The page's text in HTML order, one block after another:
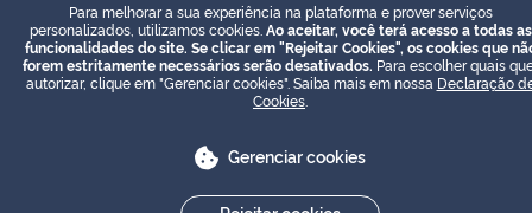
Para melhorar a sua experiência na plataforma e prover serviços
personalizados, utilizamos cookies. Ao aceitar, você terá acesso a todas as
funcionalidades do site. Se clicar em "Rejeitar Cookies", os cookies que
forem estritamente necessários serão desativados. Para escolher quais
autorizar, clique em "Gerenciar cookies". Saiba mais em nossa Declaração
Cookies
Gerenciar cookies